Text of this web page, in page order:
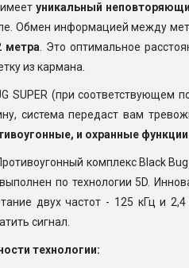
уникальный
Обмен информацией между
метра . Это оптимальное
из кармана.
SUPER (при
система передаст вам
и охранные функции
комплекс Black
по технологии 5D.
двух частот - 125 кГц и
сигнал.
технологии: